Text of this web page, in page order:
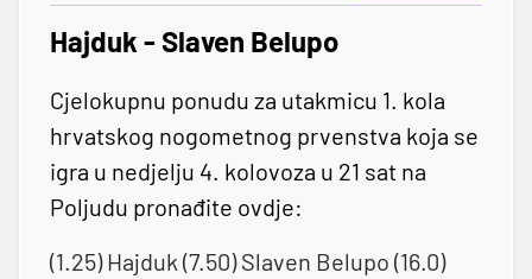
Hajduk - Slaven Belupo
Cjelokupnu ponudu za utakmicu 1. kola
hrvatskog nogometnog prvenstva koja se
igra u nedjelju 4. kolovoza u 21 sat na
Poljudu pronađite ovdje:
(1.25) Hajduk (7.50) Slaven Belupo (16.0)